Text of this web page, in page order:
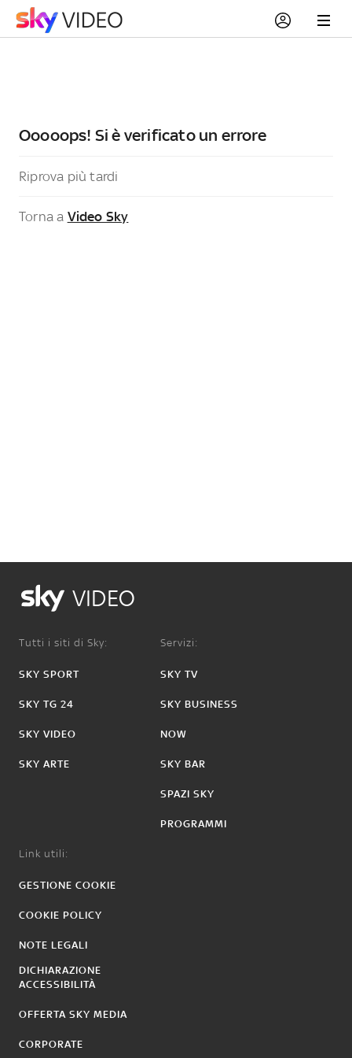
Ooooops! Si è verificato un errore
Riprova più tardi
Torna a Video Sky
VIDEO
Tutti i siti di Sky:
SKY SPORT
SKY TG 24
SKY VIDEO
SKY ARTE
Servizi:
SKY TV
SKY BUSINESS
NOW
SKY BAR
SPAZI SKY
PROGRAMMI
Link utili:
GESTIONE COOKIE
COOKIE POLICY
NOTE LEGALI
DICHIARAZIONE
ACCESSIBILITÀ
OFFERTA SKY MEDIA
CORPORATE